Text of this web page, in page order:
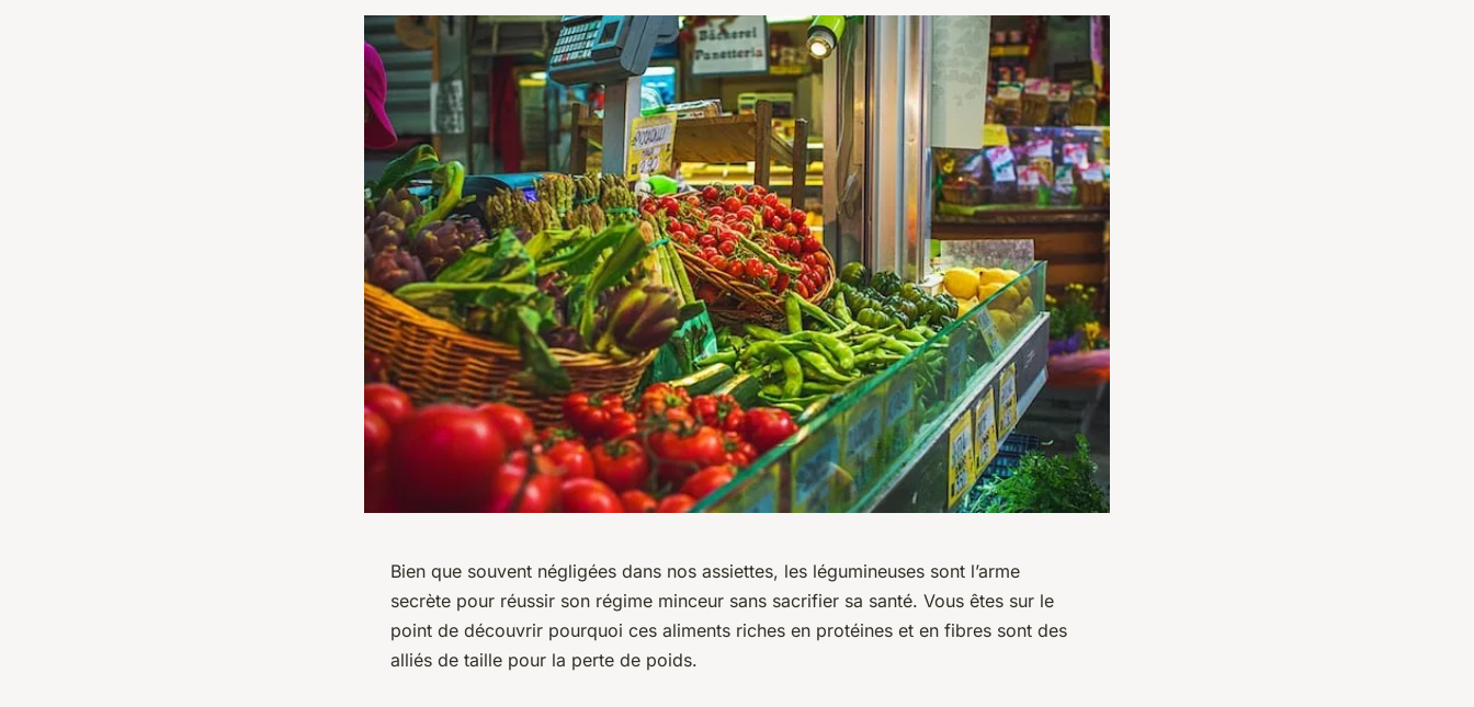
Bien que souvent négligées dans nos assiettes, les légumineuses sont l’arme
secrète pour réussir son régime minceur sans sacrifier sa santé. Vous êtes sur le
point de découvrir pourquoi ces aliments riches en protéines et en fibres sont des
alliés de taille pour la perte de poids.